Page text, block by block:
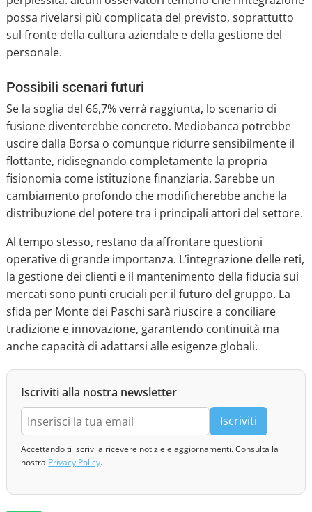
possa rivelarsi più complicata del previsto, soprattutto
sul fronte della cultura aziendale e della gestione del
personale.
Possibili scenari futuri
Se la soglia del 66,7% verrà raggiunta, lo scenario di
fusione diventerebbe concreto. Mediobanca potrebbe
uscire dalla Borsa o comunque ridurre sensibilmente il
flottante, ridisegnando completamente la propria
fisionomia come istituzione finanziaria. Sarebbe un
cambiamento profondo che modificherebbe anche la
distribuzione del potere tra i principali attori del settore.
Al tempo stesso, restano da affrontare questioni
operative di grande importanza. L’integrazione delle reti,
la gestione dei clienti e il mantenimento della fiducia sui
mercati sono punti cruciali per il futuro del gruppo. La
sfida per Monte dei Paschi sarà riuscire a conciliare
tradizione e innovazione, garantendo continuità ma
anche capacità di adattarsi alle esigenze globali.
Iscriviti alla nostra newsletter
Iscriviti
Accettando ti iscrivi a ricevere notizie e aggiornamenti. Consulta la
nostra Privacy Policy.